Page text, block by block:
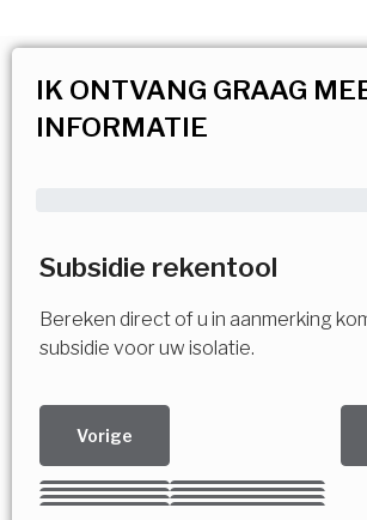
IK ONTVANG GRAAG
INFORMATIE
Subsidie rekentool
Bereken direct of u in aanmerking
subsidie voor uw isolatie.
Vorige
Kies uw
Vorige Volgende